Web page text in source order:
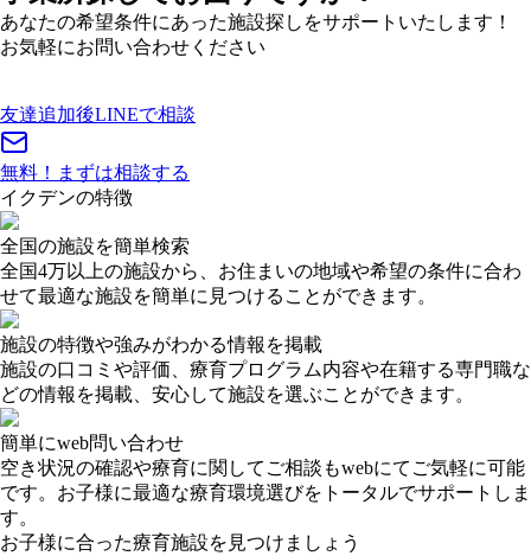
あなたの希望条件にあった施設探しをサポートいたします！
お気軽にお問い合わせください
友達追加後LINEで相談
無料！ まずは相談する
イクデンの特徴
全国の施設を簡単検索
全国4万以上の施設から、お住まいの地域や希望の条件に合わ
せて最適な施設を簡単に見つけることができます。
施設の特徴や強みがわかる情報を掲載
施設の口コミや評価、療育プログラム内容や在籍する専門職な
どの情報を掲載、安心して施設を選ぶことができます。
簡単にweb問い合わせ
空き状況の確認や療育に関してご相談もwebにてご気軽に可能
です。お子様に最適な療育環境選びをトータルでサポートしま
す。
お子様に合った療育施設を見つけましょう